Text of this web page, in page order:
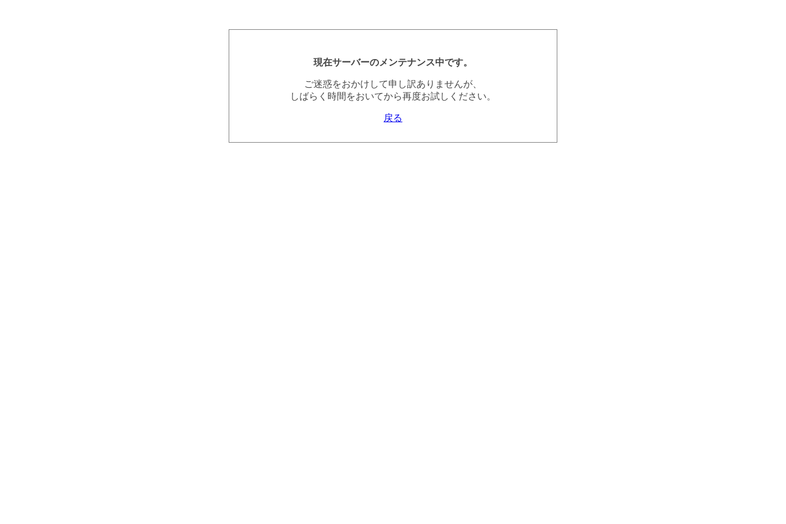
現在サーバーのメンテナンス中です。
ご迷惑をおかけして申し訳ありませんが、
しばらく時間をおいてから再度お試しください。
戻る